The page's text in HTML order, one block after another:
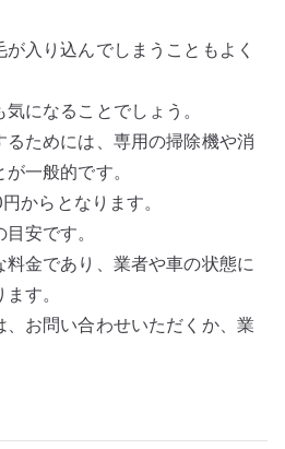
入り込んでしまうこともよく
になることでしょう。
るためには、専用の掃除機や消
一般的です。
からとなります。
安です。
金であり、業者や車の状態に
す。
お問い合わせいただくか、業